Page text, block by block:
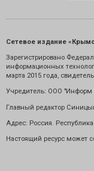
Сетевое издание
Зарегистрировано
информационных
марта 2015 года,
Учредитель: ООО "Информ
Главный редактор
Адрес: Россия.
Настоящий ресурс может